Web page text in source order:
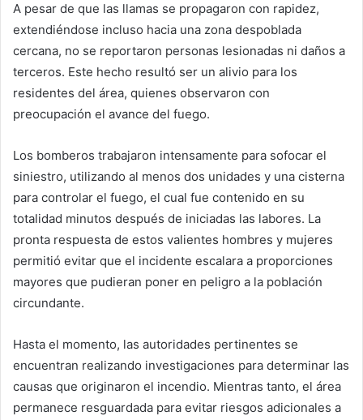
A pesar de que las llamas se propagaron con rapidez,
extendiéndose incluso hacia una zona despoblada
cercana, no se reportaron personas lesionadas ni daños a
terceros. Este hecho resultó ser un alivio para los
residentes del área, quienes observaron con
preocupación el avance del fuego.
Los bomberos trabajaron intensamente para sofocar el
siniestro, utilizando al menos dos unidades y una cisterna
para controlar el fuego, el cual fue contenido en su
totalidad minutos después de iniciadas las labores. La
pronta respuesta de estos valientes hombres y mujeres
permitió evitar que el incidente escalara a proporciones
mayores que pudieran poner en peligro a la población
circundante.
Hasta el momento, las autoridades pertinentes se
encuentran realizando investigaciones para determinar las
causas que originaron el incendio. Mientras tanto, el área
permanece resguardada para evitar riesgos adicionales a